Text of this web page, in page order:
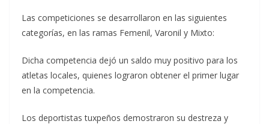
Las competiciones se desarrollaron en las siguientes
categorías, en las ramas Femenil, Varonil y Mixto:
Dicha competencia dejó un saldo muy positivo para los
atletas locales, quienes lograron obtener el primer lugar
en la competencia.
Los deportistas tuxpeños demostraron su destreza y